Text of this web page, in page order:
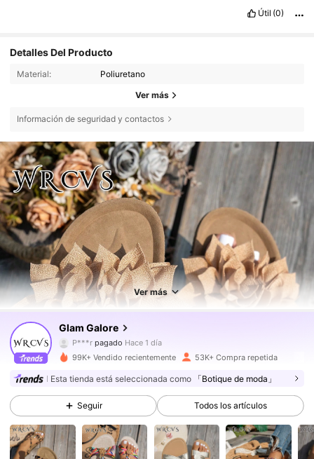
Útil (0)
Detalles Del Producto
Material: Poliuretano
Ver más
Información de seguridad y contactos
Ver más
Glam Galore
4,86 50K Seguidores
4,86
50K Seguidores
P***rpagado Hace 1 día
4,86 50K Seguidores
4,86 50K Seguidores
99K+ Vendido recientemente 53K+ Compra repetida
Esta tienda está seleccionada como 「Botique de moda」
Seguir Todos los artículos